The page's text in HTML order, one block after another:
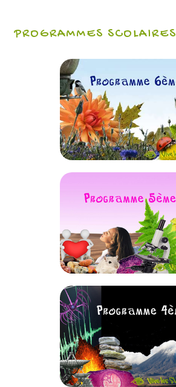
PROGRAMMES SCOLAIRES